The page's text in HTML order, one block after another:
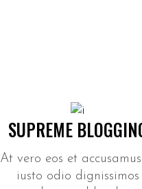
SUPREME
At vero eos et
iusto odio dignissimos